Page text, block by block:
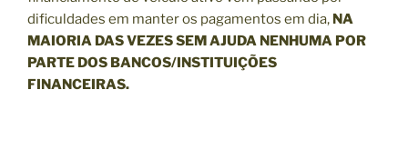
dificuldades em manter os pagamentos em dia, NA
MAIORIA DAS VEZES SEM AJUDA NENHUMA POR
PARTE DOS BANCOS/INSTITUIÇÕES
FINANCEIRAS.